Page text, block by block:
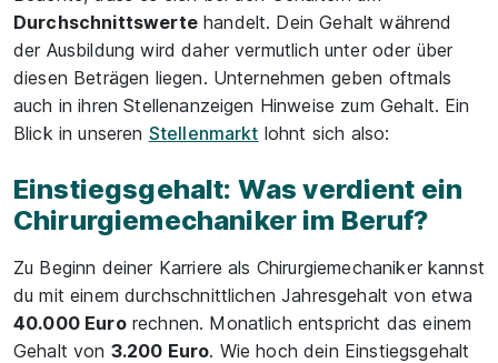
Durchschnittswertehandelt. Dein Gehalt während
der Ausbildung wird daher vermutlich unter oder über
diesen Beträgen liegen. Unternehmen geben oftmals
auch in ihren Stellenanzeigen Hinweise zum Gehalt. Ein
Blick in unseren Stellenmarkt lohnt sich also:
Einstiegsgehalt: Was verdient ein
Chirurgiemechaniker im Beruf?
Zu Beginn deiner Karriere als Chirurgiemechaniker kannst
du mit einem durchschnittlichen Jahresgehalt von etwa
40.000 Eurorechnen. Monatlich entspricht das einem
Gehalt von 3.200 Euro. Wie hoch dein Einstiegsgehalt